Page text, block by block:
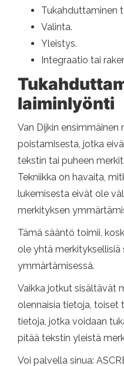
Tukahduttaminen
Valinta.
Yleistys.
Integraatio tai
laiminlyönti
Van Dijkin
poistamisesta, jotka
tekstin tai puheen
Tekniikka on havaita,
lukemisesta eivät ole
merkityksen
Tämä sääntö toimii,
ole yhtä merkityksellisiä
ymmärtämisessä.
Vaikka jotkut sisältävät
olennaisia ​​tietoja, toiset
tietoja, jotka voidaan
pitää tekstin yleistä
Voi palvella sinua: